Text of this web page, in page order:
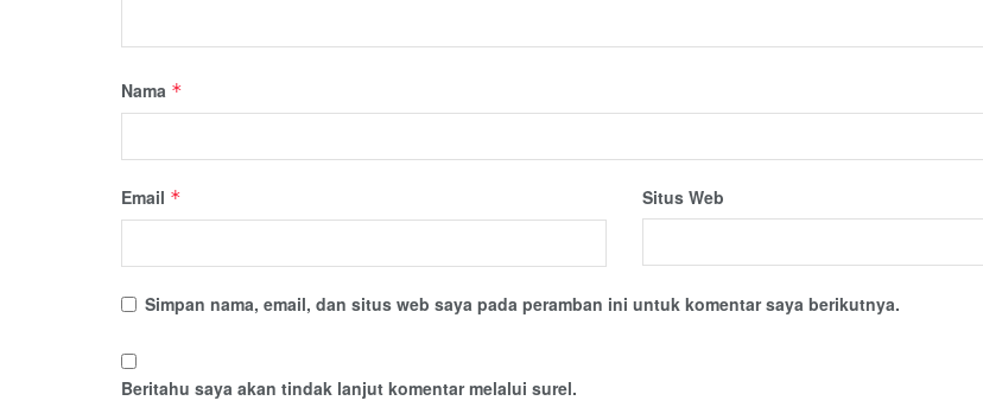
Nama *
Email * Situs Web
Simpan nama, email, dan situs web saya pada peramban ini untuk komentar saya berikutnya.
Beritahu saya akan tindak lanjut komentar melalui surel.